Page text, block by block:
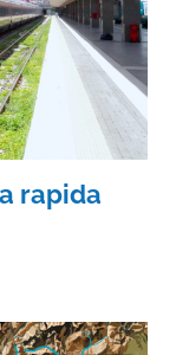
rapida